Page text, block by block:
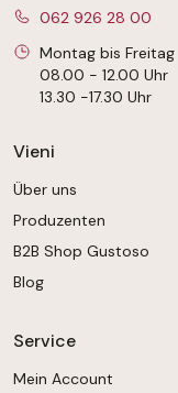
062 926 28 00
Montag bis Freitag
08.00 - 12.00 Uhr
13.30 -17.30 Uhr
Vieni
Über uns
Produzenten
B2B Shop Gustoso
Blog
Service
Mein Account